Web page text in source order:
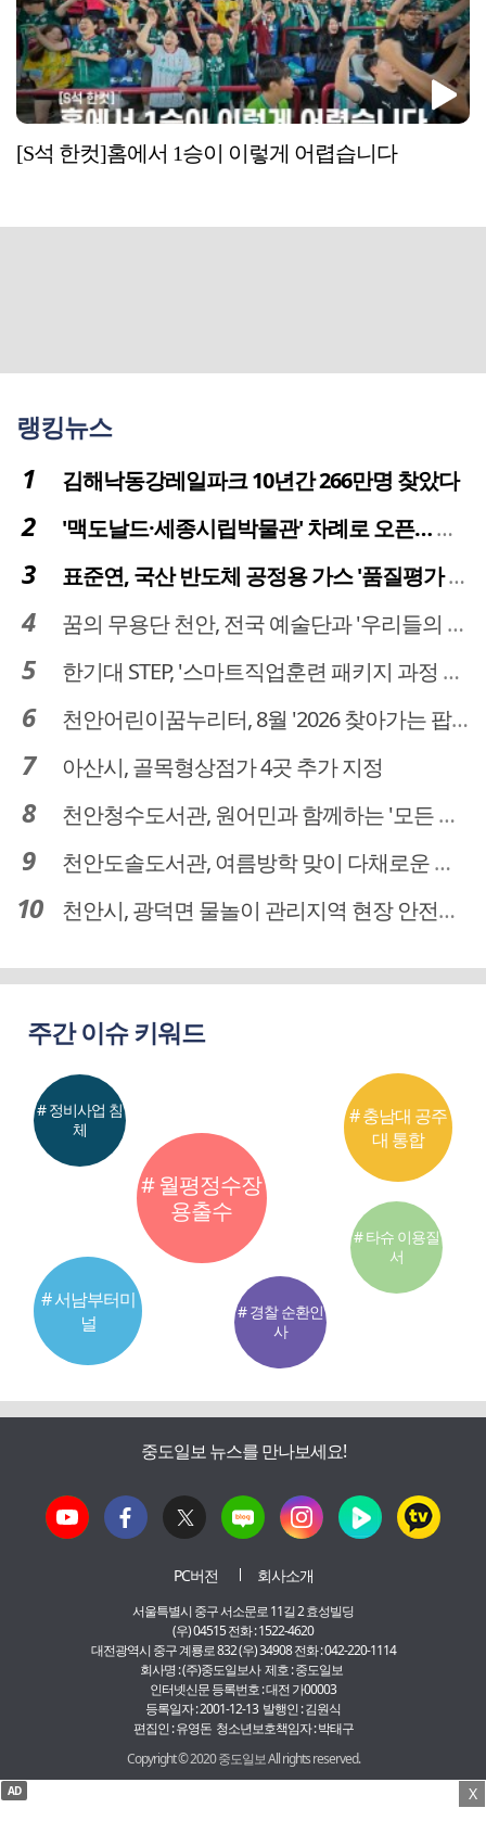
[S석 한컷]홈에서 1승이 이렇게 어렵습니다
랭킹뉴스
김해낙동강레일파크 10년간 266만명 찾았다
'맥도날드·세종시립박물관' 차례로 오픈… 고운동 정주여건 좋아진다
표준연, 국산 반도체 공정용 가스 '품질평가 체계' 구축
꿈의 무용단 천안, 전국 예술단과 '우리들의 하모니' 선보여
한기대 STEP, '스마트직업훈련 패키지 과정 3기' 모집
천안어린이꿈누리터, 8월 '2026 찾아가는 팝업놀이터' 운영
아산시, 골목형상점가 4곳 추가 지정
천안청수도서관, 원어민과 함께하는 '모든 영어 모든 독서' 운영
천안도솔도서관, 여름방학 맞이 다채로운 독서문화 프로그램 운영
천안시, 광덕면 물놀이 관리지역 현장 안전점검 실시
주간 이슈 키워드
# 월평정수장
용출수
# 서남부터미
널
# 충남대 공주
대 통합
# 정비사업 침
체
# 경찰 순환인
사
# 타슈 이용질
서
중도일보 뉴스를 만나보세요!
PC버전 회사소개
서울특별시 중구 서소문로 11길 2 효성빌딩
(우) 04515 전화 : 1522-4620
대전광역시 중구 계룡로 832 (우) 34908 전화 : 042-220-1114
회사명 : (주)중도일보사 제호 : 중도일보
인터넷신문 등록번호 : 대전 가00003
등록일자 : 2001-12-13 발행인 : 김원식
편집인 : 유영돈 청소년보호책임자 : 박태구
Copyright © 2020 중도일보 All rights reserved.
X
AD